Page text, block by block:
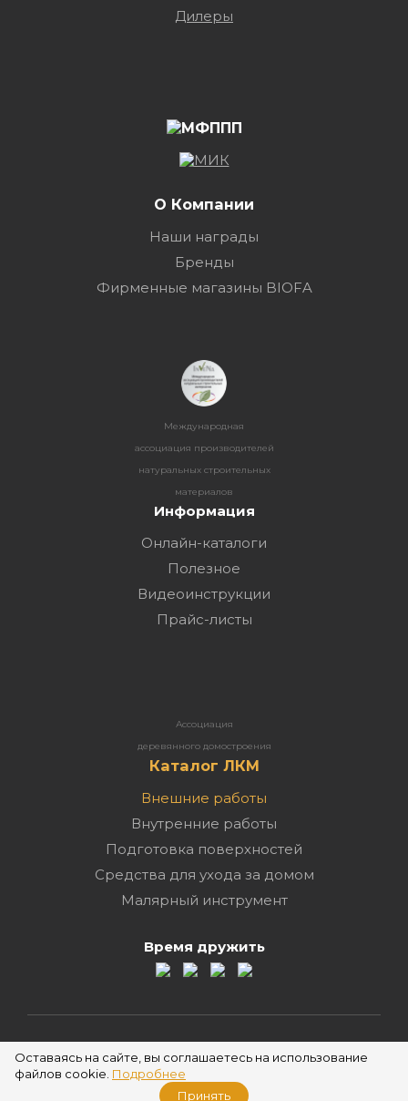
Дилеры
О Компании
Наши награды
Бренды
Фирменные магазины BIOFA
Международная
ассоциация производителей
натуральных строительных
материалов
Информация
Онлайн-каталоги
Полезное
Видеоинструкции
Прайс-листы
Ассоциация
деревянного домостроения
Каталог ЛКМ
Внешние работы
Внутренние работы
Подготовка поверхностей
Средства для ухода за домом
Малярный инструмент
Время дружить
2026 ©
Оставаясь на сайте, вы соглашаетесь на использование
файлов cookie. Подробнее
Принять